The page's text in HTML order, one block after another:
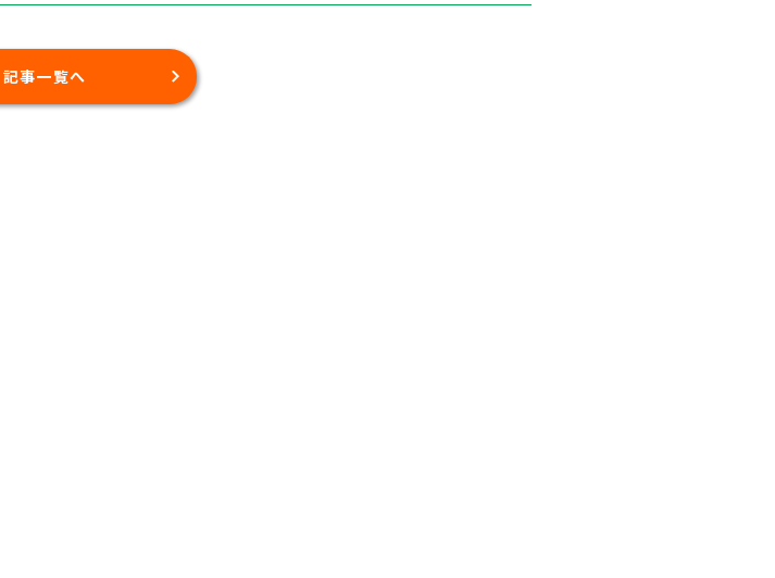
記事一覧へ